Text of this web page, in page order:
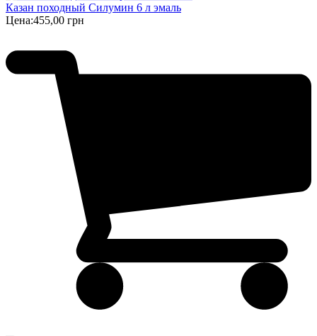
Казан походный Силумин 6 л эмаль
Цена:455,00 грн